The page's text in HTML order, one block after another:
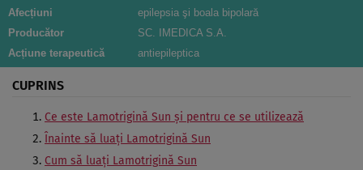
Afecțiuni
epilepsia şi boala bipolară
Producător
SC. IMEDICA S.A.
Acțiune terapeutică
antiepileptica
CUPRINS
Ce este Lamotrigină Sun şi pentru ce se utilizează
Înainte să luaţi Lamotrigină Sun
Cum să luaţi Lamotrigină Sun